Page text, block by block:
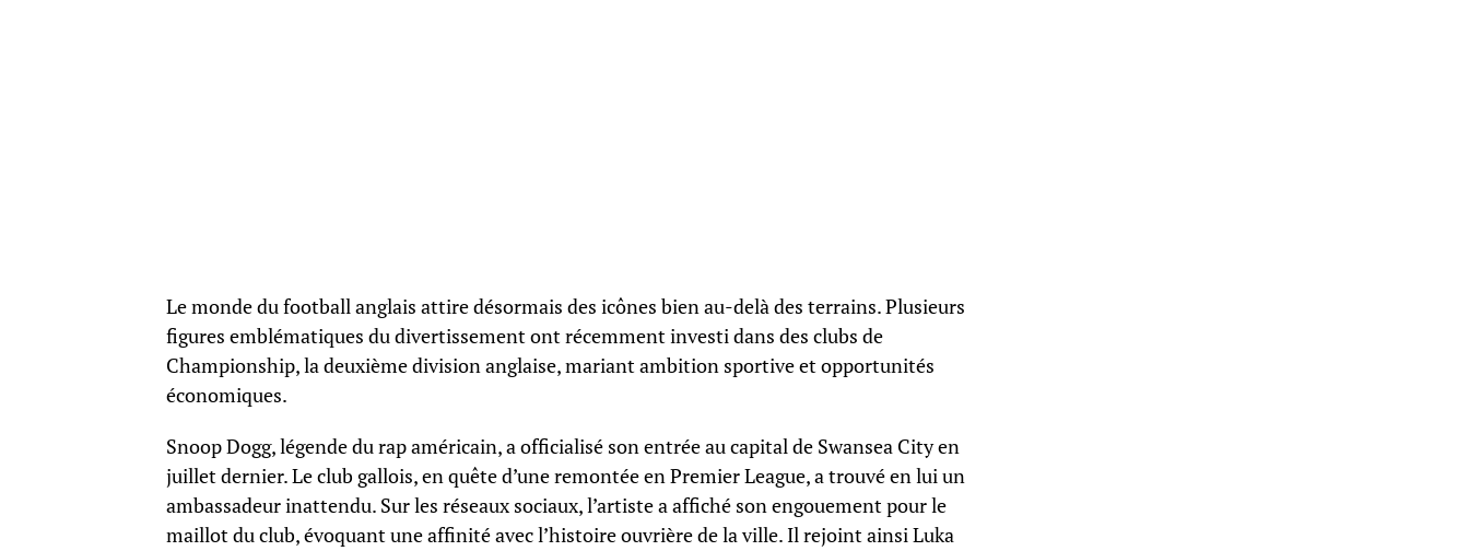
Le monde du football anglais attire désormais des icônes bien au-delà des terrains. Plusieurs
figures emblématiques du divertissement ont récemment investi dans des clubs de
Championship, la deuxième division anglaise, mariant ambition sportive et opportunités
économiques.
Snoop Dogg, légende du rap américain, a officialisé son entrée au capital de Swansea City en
juillet dernier. Le club gallois, en quête d’une remontée en Premier League, a trouvé en lui un
ambassadeur inattendu. Sur les réseaux sociaux, l’artiste a affiché son engouement pour le
maillot du club, évoquant une affinité avec l’histoire ouvrière de la ville. Il rejoint ainsi Luka